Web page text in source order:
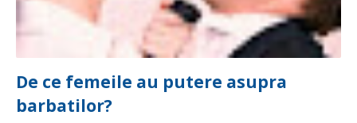
De ce femeile au putere asupra
barbatilor?